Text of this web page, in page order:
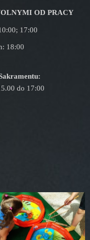
OD PRACY
17:00
18:00
do 17:00